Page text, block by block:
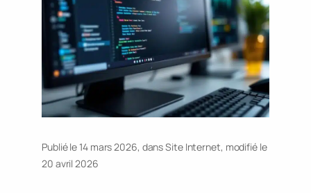
Publié le 14 mars 2026, dansSite Internet, modifié le
20 avril 2026